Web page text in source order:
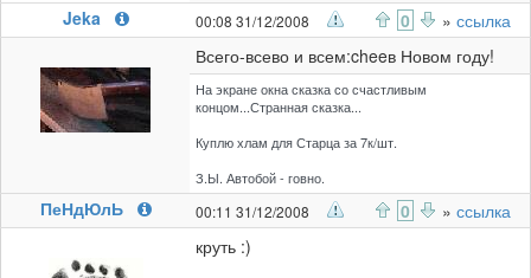
Jeka 00:08 31/12/2008 0 » ссылка
Всего-всево и всем:cheeв Новом году!
На экране окна сказка со счастливым
концом...Странная сказка...
Куплю хлам для Старца за 7к/шт.
З.Ы. Автобой - говно.
ПеНдЮлЬ 00:11 31/12/2008 0 » ссылка
круть :)